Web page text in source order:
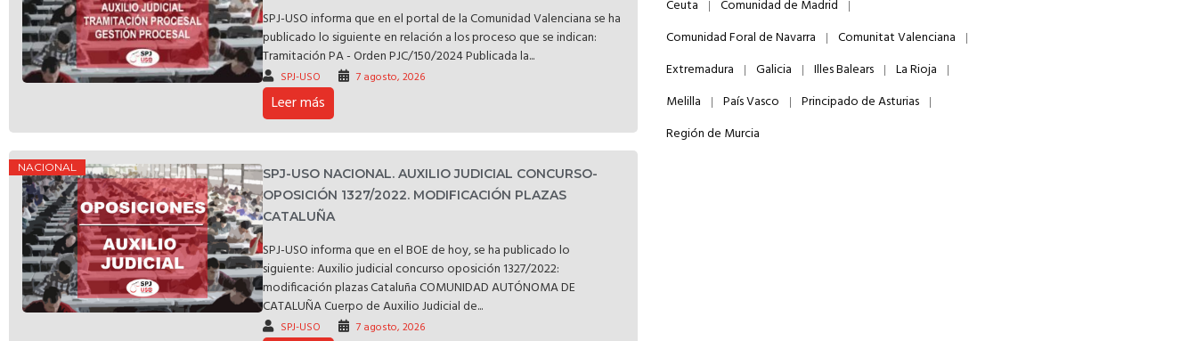
SPJ-USO informa que en el portal de la Comunidad Valenciana se ha
publicado lo siguiente en relación a los proceso que se indican:
Tramitación PA - Orden PJC/150/2024 Publicada la...
SPJ-USO 7 agosto, 2026
Leer más
NACIONAL
SPJ-USO NACIONAL. AUXILIO JUDICIAL CONCURSO-
OPOSICIÓN 1327/2022. MODIFICACIÓN PLAZAS
CATALUÑA
SPJ-USO informa que en el BOE de hoy, se ha publicado lo
siguiente: Auxilio judicial concurso oposición 1327/2022:
modificación plazas Cataluña COMUNIDAD AUTÓNOMA DE
CATALUÑA Cuerpo de Auxilio Judicial de...
SPJ-USO 7 agosto, 2026
Ceuta
Comunidad de Madrid
Comunidad Foral de Navarra
Comunitat Valenciana
Extremadura
Galicia Illes Balears
La Rioja
Melilla
País Vasco
Principado de Asturias
Región de Murcia